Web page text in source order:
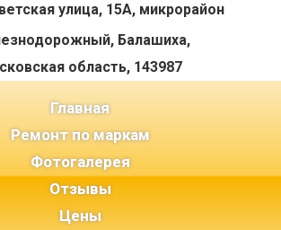
улица, 15А, микрорайон
Балашиха,
область, 143987
Главная(current)
Ремонт по маркам
Фотогалерея
Отзывы
Цены